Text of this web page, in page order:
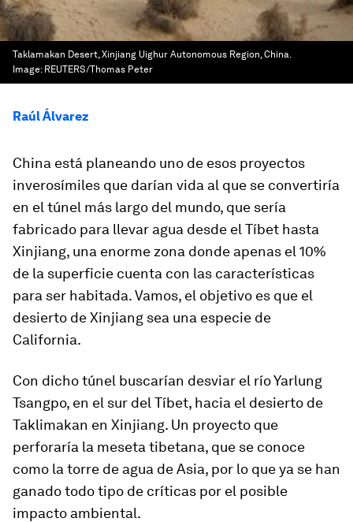
Taklamakan Desert, Xinjiang Uighur Autonomous Region, China.
Image: REUTERS/Thomas Peter
Raúl Álvarez
China está planeando uno de esos proyectos
inverosímiles que darían vida al que se convertiría
en el túnel más largo del mundo, que sería
fabricado para llevar agua desde el Tíbet hasta
Xinjiang, una enorme zona donde apenas el 10%
de la superficie cuenta con las características
para ser habitada. Vamos, el objetivo es que el
desierto de Xinjiang sea una especie de
California.
Con dicho túnel buscarían desviar el río Yarlung
Tsangpo, en el sur del Tíbet, hacia el desierto de
Taklimakan en Xinjiang. Un proyecto que
perforaría la meseta tibetana, que se conoce
como la torre de agua de Asia, por lo que ya se han
ganado todo tipo de críticas por el posible
impacto ambiental.